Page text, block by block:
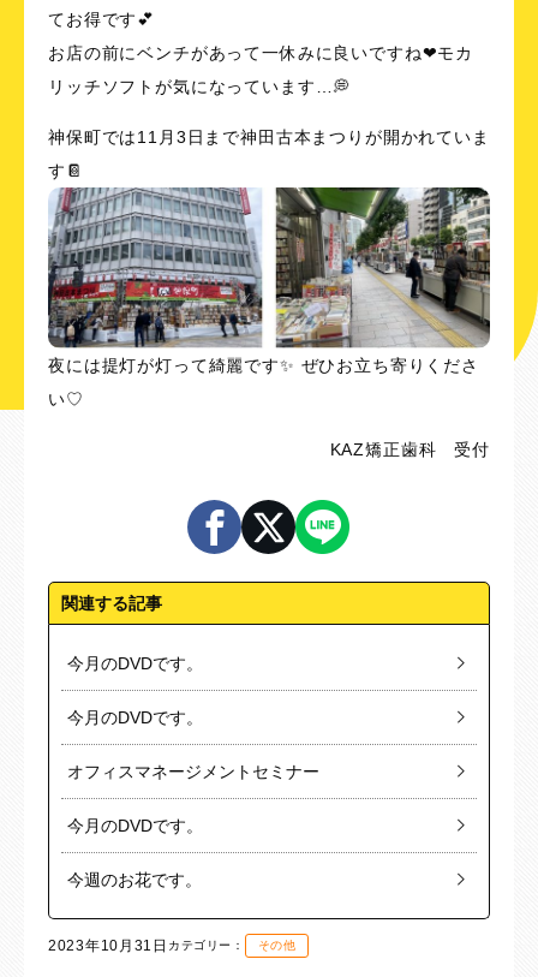
てお得です💕
お店の前にベンチがあって一休みに良いですね❤モカ
リッチソフトが気になっています…💭
神保町では11月3日まで神田古本まつりが開かれていま
す📔
夜には提灯が灯って綺麗です✨ ぜひお立ち寄りくださ
い♡
KAZ矯正歯科 受付
関連する記事
今月のDVDです。
今月のDVDです。
オフィスマネージメントセミナー
今月のDVDです。
今週のお花です。
2023年10月31日 カテゴリー： その他